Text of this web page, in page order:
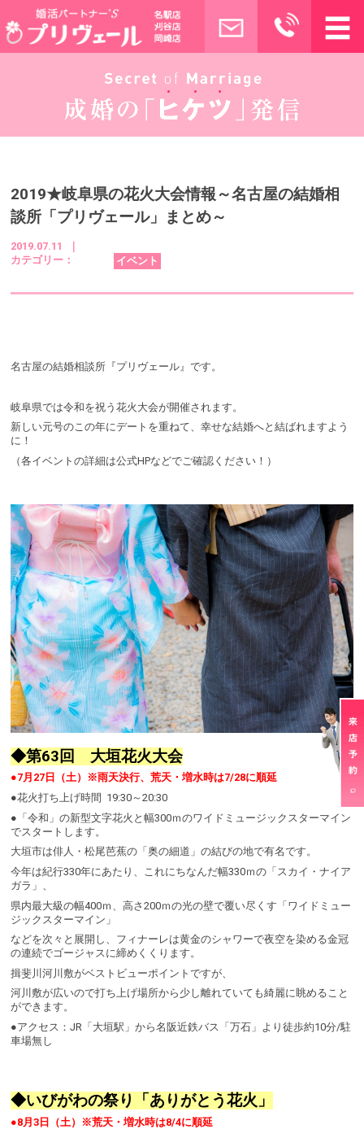
2019★岐阜県の花火大会情報～名古屋の結婚相
談所「プリヴェール」まとめ～
2019.07.11 ｜
カテゴリー：
イベント
名古屋の結婚相談所『プリヴェール』です。
岐阜県では令和を祝う花火大会が開催されます。
新しい元号のこの年にデートを重ねて、幸せな結婚へと結ばれますよう
に！
（各イベントの詳細は公式HPなどでご確認ください！）
◆第63回 大垣花火大会
●7月27日（土）※雨天決行、荒天・増水時は7/28に順延
●花火打ち上げ時間 19:30～20:30
●「令和」の新型文字花火と幅300ｍのワイドミュージックスターマイン
でスタートします。
大垣市は俳人・松尾芭蕉の「奥の細道」の結びの地で有名です。
今年は紀行330年にあたり、これにちなんだ幅330ｍの「スカイ・ナイア
ガラ」、
県内最大級の幅400ｍ、高さ200ｍの光の壁で覆い尽くす「ワイドミュー
ジックスターマイン」
などを次々と展開し、フィナーレは黄金のシャワーで夜空を染める金冠
の連続でゴージャスに締めくくります。
揖斐川河川敷がベストビューポイントですが、
河川敷が広いので打ち上げ場所から少し離れていても綺麗に眺めること
ができます。
●アクセス：JR「大垣駅」から名阪近鉄バス「万石」より徒歩約10分/駐
車場無し
◆いびがわの祭り「ありがとう花火」
●8月3日（土）※荒天・増水時は8/4に順延